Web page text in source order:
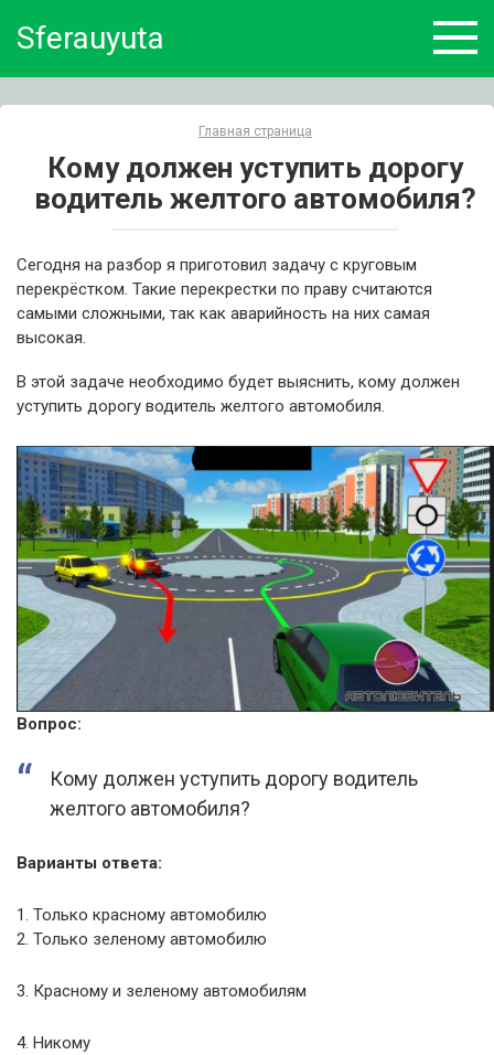
Sferauyuta
Главная страница
Кому должен уступить дорогу
водитель желтого автомобиля?
Сегодня на разбор я приготовил задачу с круговым
перекрёстком. Такие перекрестки по праву считаются
самыми сложными, так как аварийность на них самая
высокая.
В этой задаче необходимо будет выяснить, кому должен
уступить дорогу водитель желтого автомобиля.
Вопрос:
Кому должен уступить дорогу водитель
желтого автомобиля?
Варианты ответа:
1. Только красному автомобилю
2. Только зеленому автомобилю
3. Красному и зеленому автомобилям
4. Никому